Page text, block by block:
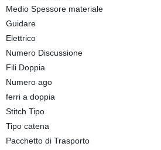
Medio Spessore materiale
Guidare
Elettrico
Numero Discussione
Fili Doppia
Numero ago
ferri a doppia
Stitch Tipo
Tipo catena
Pacchetto di Trasporto